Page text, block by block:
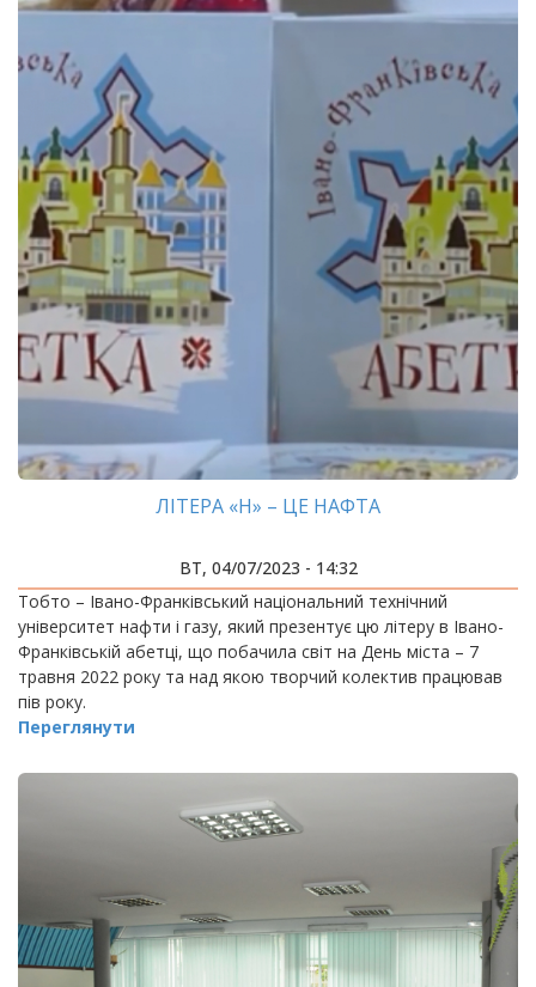
ЛІТЕРА «Н» – ЦЕ НАФТА
ВТ, 04/07/2023 - 14:32
Тобто – Івано-Франківський національний технічний
університет нафти і газу, який презентує цю літеру в Івано-
Франківській абетці, що побачила світ на День міста – 7
травня 2022 року та над якою творчий колектив працював
пів року.
Переглянути